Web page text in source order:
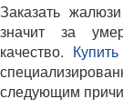
Заказать
значит за
качество.
следующим